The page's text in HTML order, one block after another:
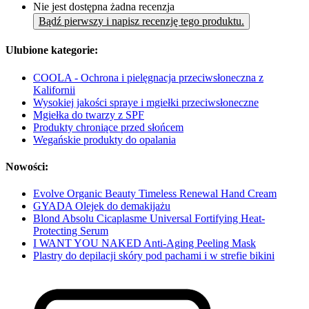
Nie jest dostępna żadna recenzja
Bądź pierwszy i napisz recenzję tego produktu.
Ulubione kategorie:
COOLA - Ochrona i pielęgnacja przeciwsłoneczna z
Kalifornii
Wysokiej jakości spraye i mgiełki przeciwsłoneczne
Mgiełka do twarzy z SPF
Produkty chroniące przed słońcem
Wegańskie produkty do opalania
Nowości:
Evolve Organic Beauty Timeless Renewal Hand Cream
GYADA Olejek do demakijażu
Blond Absolu Cicaplasme Universal Fortifying Heat-
Protecting Serum
I WANT YOU NAKED Anti-Aging Peeling Mask
Plastry do depilacji skóry pod pachami i w strefie bikini